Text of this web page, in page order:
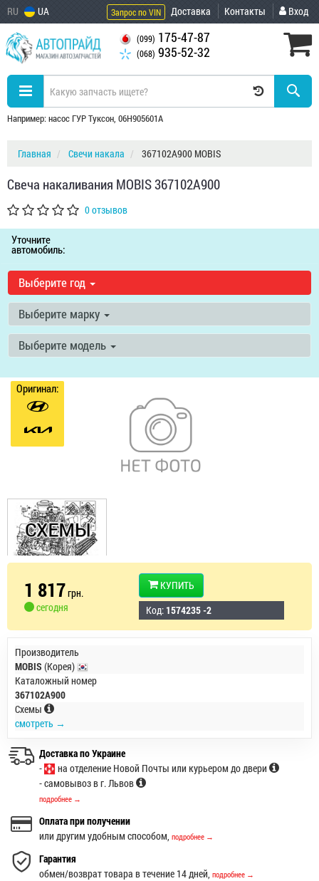
RU UA Запрос по VIN Доставка Контакты Вход
(099) 175-47-87
(068) 935-52-32
Например: насос ГУР Туксон, 06H905601A
Главная Свечи накала 367102A900 MOBIS
Свеча накаливания MOBIS 367102A900
0 отзывов
Уточните
автомобиль:
Выберите год
Выберите марку
Выберите модель
Оригинал:
1 817грн.
сегодня
КУПИТЬ
Код: 1574235 -2
Производитель
MOBIS (Корея)
Каталожный номер
367102A900
Схемы
смотреть →
Доставка по Украине
-
на отделение Новой Почты или курьером до двери
- самовывоз в г. Львов
подробнее →
Оплата при получении
или другим удобным способом, подробнее →
Гарантия
обмен/возврат товара в течение 14 дней, подробнее →